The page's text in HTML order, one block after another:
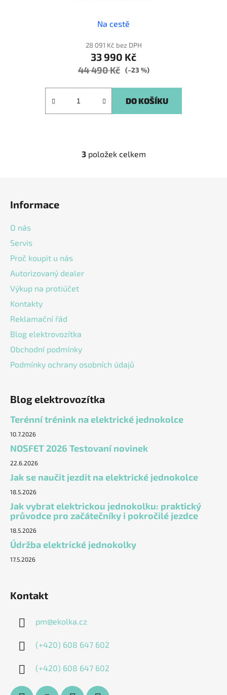
hodnocení
produktu
je
5,0
Na cestě
28 091 Kč bez DPH
33 990 Kč
44 490 Kč (–23 %)
DO KOŠÍKU
O
u
3položek celkem
Informace
O nás
Servis
Proč koupit u nás
Autorizovaný dealer
Výkup na protiúčet
Kontakty
Reklamační řád
Blog elektrovozítka
Obchodní podmínky
Podmínky ochrany osobních údajů
Blog elektrovozítka
Terénní trénink na elektrické jednokolce
10.7.2026
NOSFET 2026 Testovaní novinek
22.6.2026
Jak se naučit jezdit na elektrické jednokolce
18.5.2026
Jak vybrat elektrickou jednokolku: praktický
průvodce pro začátečníky i pokročilé jezdce
18.5.2026
Údržba elektrické jednokolky
17.5.2026
Kontakt
pm@ekolka.cz
(+420) 608 647 602
(+420) 608 647 602